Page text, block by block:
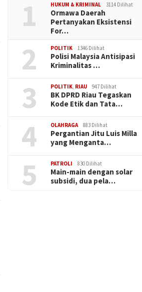
1 HUKUM & KRIMINAL 3114 Dilihat
Ormawa Daerah
Pertanyakan Eksistensi
For…
2 POLITIK 1346 Dilihat
Polisi Malaysia Antisipasi
Kriminalitas …
3 POLITIK, RIAU 947 Dilihat
BK DPRD Riau Tegaskan
Kode Etik dan Tata…
4 OLAHRAGA 883 Dilihat
Pergantian Jitu Luis Milla
yang Menganta…
5 PATROLI 830 Dilihat
Main-main dengan solar
subsidi, dua pela…